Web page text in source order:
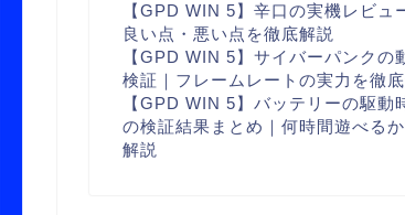
【GPD WIN 5】辛口の実機レビュ
良い点・悪い点を徹底解説
【GPD WIN 5】サイバーパンクの
検証｜フレームレートの実力を徹
【GPD WIN 5】バッテリーの駆動
の検証結果まとめ｜何時間遊べる
解説